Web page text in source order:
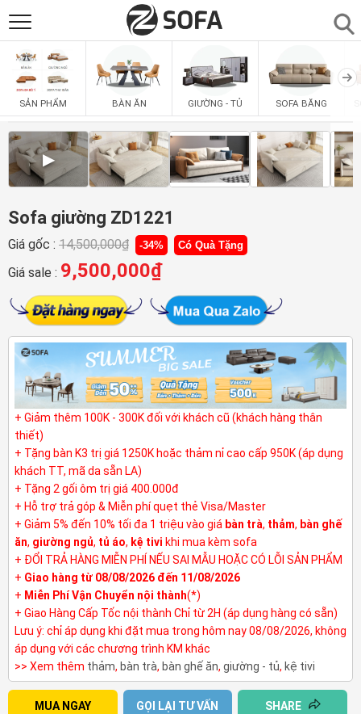
SẢN PHẨM
SOFAS
PHÒNG ĂN ▼
PHÒNG NGỦ
PHÒNG KHÁCH
LIÊN HỆ
SẢN PHẨM BÀN ĂN GIƯỜNG - TỦ SOFA BĂNG
▶
Sofa giường ZD1221
Giá gốc : 14,500,000₫ -34% Có Quà Tặng
Giá sale : 9,500,000₫
+ Giảm thêm 100K - 300K đối với khách cũ (khách hàng thân
thiết)
+ Tặng bàn K3 trị giá 1250K hoặc thảm nỉ cao cấp 950K (áp dụng
khách TT, mã da sẵn LA)
+ Tặng 2 gối ôm trị giá 400.000đ
+ Hỗ trợ trả góp & Miễn phí quẹt thẻ Visa/Master
+ Giảm 5% đến 10% tối đa 1 triệu vào giá bàn trà, thảm, bàn ghế
ăn, giường ngủ, tủ áo, kệ tivi khi mua kèm sofa
+ ĐỔI TRẢ HÀNG MIỄN PHÍ NẾU SAI MẪU HOẶC CÓ LỖI SẢN PHẨM
+ Giao hàng từ 08/08/2026 đến 11/08/2026
+ Miễn Phí Vận Chuyển nội thành(*)
+ Giao Hàng Cấp Tốc nội thành Chỉ từ 2H (áp dụng hàng có sẵn)
Lưu ý: chỉ áp dụng khi đặt mua trong hôm nay 08/08/2026, không
áp dụng với các chương trình KM khác
>> Xem thêm thảm, bàn trà, bàn ghế ăn, giường - tủ, kệ tivi
MUA NGAY GỌI LẠI TƯ VẤN SHARE